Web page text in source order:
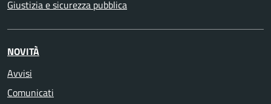
Giustizia e sicurezza pubblica
NOVITÀ
Avvisi
Comunicati